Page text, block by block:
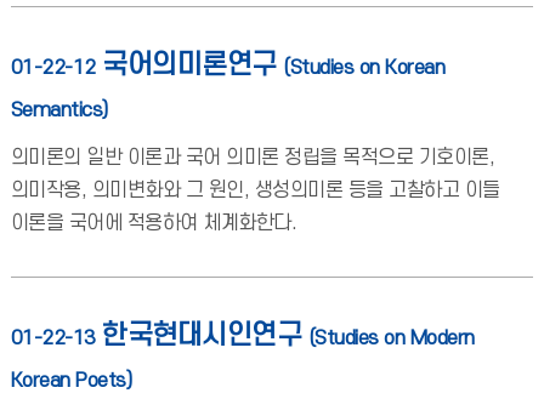
01-22-12 국어의미론연구 (Studies on Korean
Semantics)
의미론의 일반 이론과 국어 의미론 정립을 목적으로 기호이론,
의미작용, 의미변화와 그 원인, 생성의미론 등을 고찰하고 이들
이론을 국어에 적용하여 체계화한다.
01-22-13 한국현대시인연구 (Studies on Modern
Korean Poets)